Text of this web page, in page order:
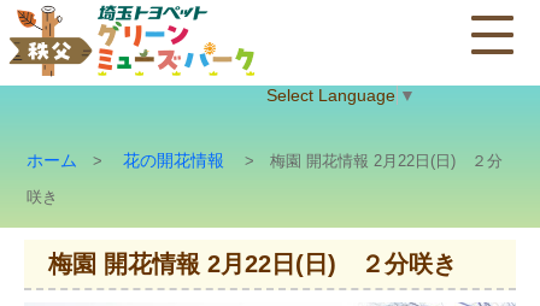
Select Language ▼
ホーム >花の開花情報 > 梅園 開花情報 2月22日(日) ２分
咲き
梅園 開花情報 2月22日(日) ２分咲き